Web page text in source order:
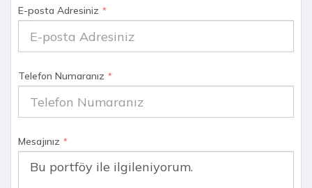
E-posta Adresiniz *
Telefon Numaranız *
Mesajınız *